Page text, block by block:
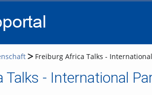
Freiburg Africa Talks -
Talks - International